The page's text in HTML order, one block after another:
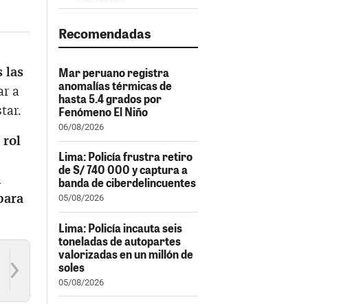
las
a
rol
Recomendadas
Mar peruano registra
anomalías térmicas de
hasta 5.4 grados por
Fenómeno El Niño
06/08/2026
Lima: Policía frustra retiro
de S/ 740 000 y captura a
banda de ciberdelincuentes
05/08/2026
Lima: Policía incauta seis
toneladas de autopartes
valorizadas en un millón de
soles
05/08/2026